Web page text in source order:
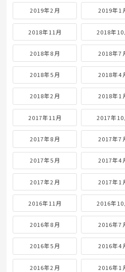
2019年2月 2019年1
2018年11月 2018年10
2018年8月 2018年7
2018年5月 2018年4
2018年2月 2018年1
2017年11月 2017年10
2017年8月 2017年7
2017年5月 2017年4
2017年2月 2017年1
2016年11月 2016年10
2016年8月 2016年7
2016年5月 2016年4
2016年2月 2016年1